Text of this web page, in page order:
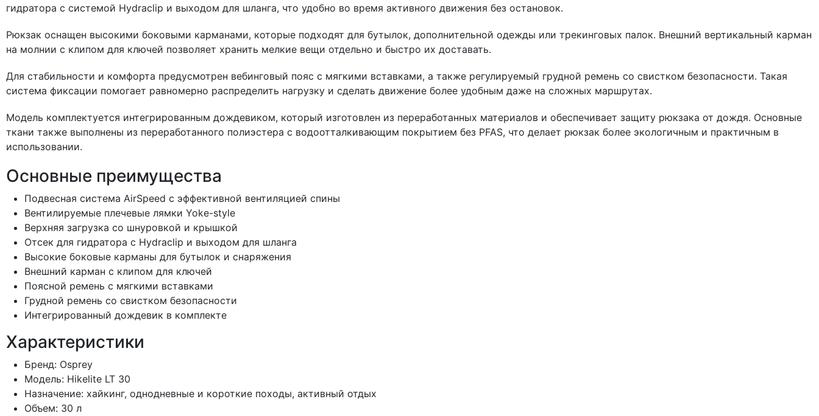
гидратора с системой Hydraclip и выходом для шланга, что удобно во время активного движения без остановок.
Рюкзак оснащен высокими боковыми карманами, которые подходят для бутылок, дополнительной одежды или трекинговых палок. Внешний вертикальный карман
на молнии с клипом для ключей позволяет хранить мелкие вещи отдельно и быстро их доставать.
Для стабильности и комфорта предусмотрен вебинговый пояс с мягкими вставками, а также регулируемый грудной ремень со свистком безопасности. Такая
система фиксации помогает равномерно распределить нагрузку и сделать движение более удобным даже на сложных маршрутах.
Модель комплектуется интегрированным дождевиком, который изготовлен из переработанных материалов и обеспечивает защиту рюкзака от дождя. Основные
ткани также выполнены из переработанного полиэстера с водоотталкивающим покрытием без PFAS, что делает рюкзак более экологичным и практичным в
использовании.
Основные преимущества
Подвесная система AirSpeed с эффективной вентиляцией спины
Вентилируемые плечевые лямки Yoke-style
Верхняя загрузка со шнуровкой и крышкой
Отсек для гидратора с Hydraclip и выходом для шланга
Высокие боковые карманы для бутылок и снаряжения
Внешний карман с клипом для ключей
Поясной ремень с мягкими вставками
Грудной ремень со свистком безопасности
Интегрированный дождевик в комплекте
Характеристики
Бренд: Osprey
Модель: Hikelite LT 30
Назначение: хайкинг, однодневные и короткие походы, активный отдых
Объем: 30 л